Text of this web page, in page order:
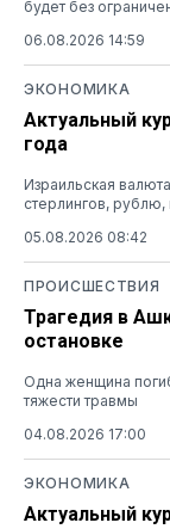
будет без
06.08.2026 14:59
ЭКОНОМИКА
Актуальный
года
Израильская
стерлингов, рублю,
05.08.2026 08:42
ПРОИСШЕСТВИЯ
Трагедия в
остановке
Одна женщина
тяжести травмы
04.08.2026 17:00
ЭКОНОМИКА
Актуальный